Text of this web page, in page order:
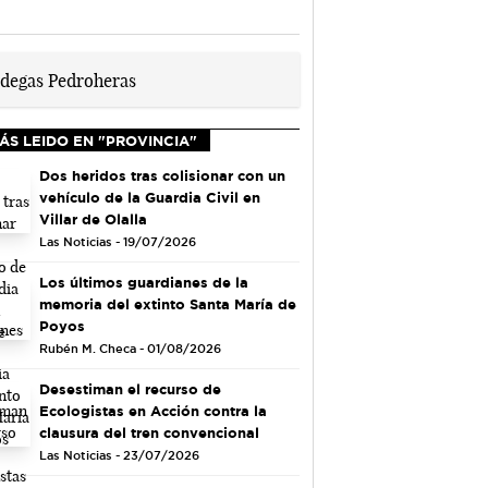
LEIDO EN "PROVINCIA"
Dos heridos tras colisionar con un
vehículo de la Guardia Civil en
Villar de Olalla
Las Noticias - 19/07/2026
Los últimos guardianes de la
memoria del extinto Santa María de
Poyos
Rubén M. Checa - 01/08/2026
Desestiman el recurso de
Ecologistas en Acción contra la
clausura del tren convencional
Las Noticias - 23/07/2026